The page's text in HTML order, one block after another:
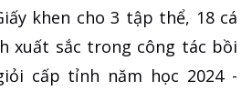
khen cho 3 tập thể, 18 cá
xuất sắc trong công tác bồi
cấp tỉnh năm học 2024 -